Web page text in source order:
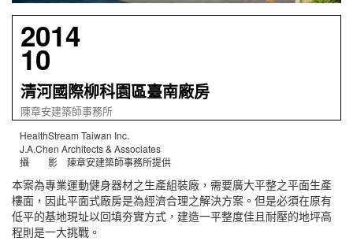
2014
10
清河國際柳科園區臺南廠房
陳章安建築師事務所
HealthStream Taiwan Inc.
J.A.Chen Architects & Associates
攝 影 陳章安建築師事務所提供
本案為專業運動健身器材之生產組裝廠，需要廣大平整之平面生產
樓面，因此平面式廠房是為經濟合理之解決方案。但是必須在原有
低平的基地現址以回填夯實方式，建造一平整度佳且耐壓的地坪高
程則是一大挑戰。